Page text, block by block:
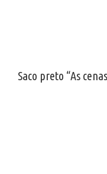
Saco preto “As